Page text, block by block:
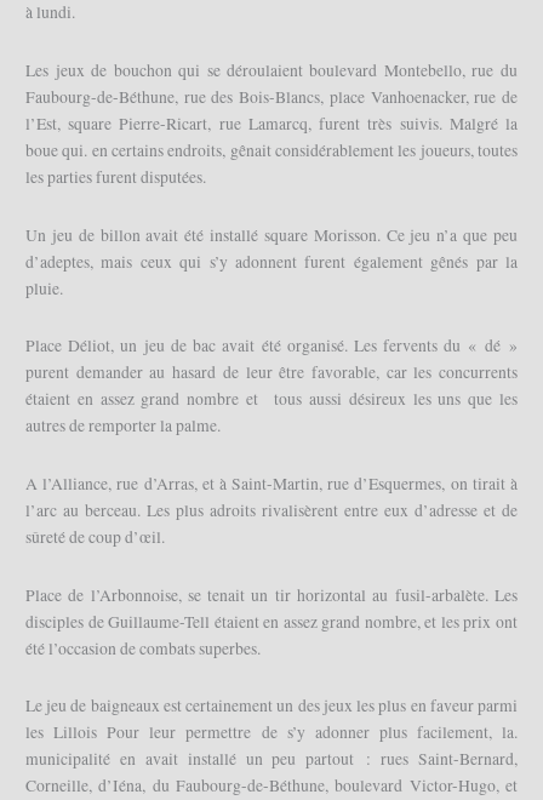
à lundi.
Les jeux de bouchon qui se déroulaient boulevard Montebello, rue du
Faubourg-de-Béthune, rue des Bois-Blancs, place Vanhoenacker, rue de
l’Est, square Pierre-Ricart, rue Lamarcq, furent très suivis. Malgré la
boue qui. en certains endroits, gênait considérablement les joueurs, toutes
les parties furent disputées.
Un jeu de billon avait été installé square Morisson. Ce jeu n’a que peu
d’adeptes, mais ceux qui s’y adonnent furent également gênés par la
pluie.
Place Déliot, un jeu de bac avait été organisé. Les fervents du « dé »
purent demander au hasard de leur être favorable, car les concurrents
étaient en assez grand nombre et tous aussi désireux les uns que les
autres de remporter la palme.
A l’Alliance, rue d’Arras, et à Saint-Martin, rue d’Esquermes, on tirait à
l’arc au berceau. Les plus adroits rivalisèrent entre eux d’adresse et de
sûreté de coup d’œil.
Place de l’Arbonnoise, se tenait un tir horizontal au fusil-arbalète. Les
disciples de Guillaume-Tell étaient en assez grand nombre, et les prix ont
été l’occasion de combats superbes.
Le jeu de baigneaux est certainement un des jeux les plus en faveur parmi
les Lillois Pour leur permettre de s’y adonner plus facilement, la.
municipalité en avait installé un peu partout : rues Saint-Bernard,
Corneille, d’Iéna, du Faubourg-de-Béthune, boulevard Victor-Hugo, et